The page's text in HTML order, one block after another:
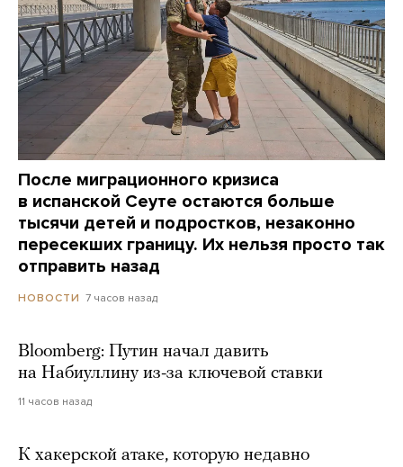
После миграционного кризиса
в испанской Сеуте остаются больше
тысячи детей и подростков, незаконно
пересекших границу. Их нельзя просто так
отправить назад
НОВОСТИ 7 часов назад
Bloomberg: Путин начал давить
на Набиуллину из-за ключевой ставки
11 часов назад
К хакерской атаке, которую недавно